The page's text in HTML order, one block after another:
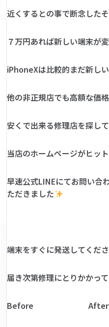
近くするとの事で断念した
７万円あれば新しい端末が
iPhoneXは比較的まだ新し
他の非正規店でも高額な価
安くで出来る修理店を探し
当店のホームページがヒッ
早速公式LINEにてお問い合
ただきました
端末をすぐに発送してくだ
届き次第修理にとりかかっ
Before After